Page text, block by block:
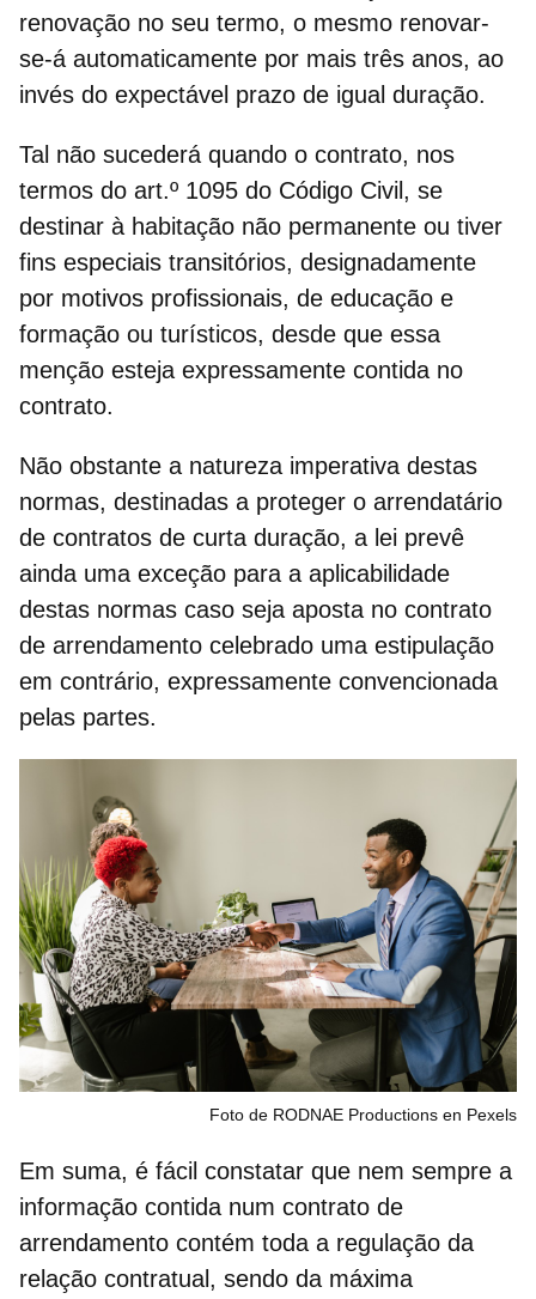
renovação no seu termo, o mesmo renovar-
se-á automaticamente por mais três anos, ao
invés do expectável prazo de igual duração.
Tal não sucederá quando o contrato, nos
termos do art.º 1095 do Código Civil , se
destinar à habitação não permanente ou tiver
fins especiais transitórios, designadamente
por motivos profissionais, de educação e
formação ou turísticos, desde que essa
menção esteja expressamente contida no
contrato.
Não obstante a natureza imperativa destas
normas, destinadas a proteger o arrendatário
de contratos de curta duração, a lei prevê
ainda uma exceção para a aplicabilidade
destas normas caso seja aposta no contrato
de arrendamento celebrado uma estipulação
em contrário, expressamente convencionada
pelas partes.
Foto de RODNAE Productions en Pexels
Em suma, é fácil constatar que nem sempre a
informação contida num contrato de
arrendamento contém toda a regulação da
relação contratual, sendo da máxima